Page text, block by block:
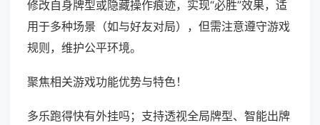
修改自身牌型或隐藏操作痕迹，实现“必胜”效果，适
用于多种场景（如与好友对局），但需注意遵守游戏
规则，维护公平环境。
聚焦相关游戏功能优势与特色！
多乐跑得快有外挂吗；支持透视全局牌型、智能出牌